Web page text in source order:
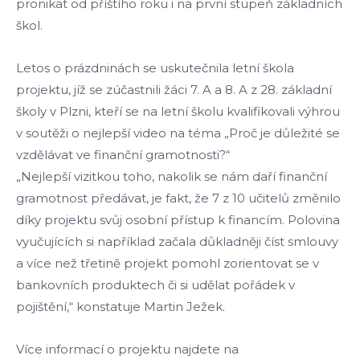
pronikat od příštího roku i na první stupeň základních
škol.
Letos o prázdninách se uskutečnila letní škola
projektu, jíž se zúčastnili žáci 7. A a 8. A z 28. základní
školy v Plzni, kteří se na letní školu kvalifikovali výhrou
v soutěži o nejlepší video na téma „Proč je důležité se
vzdělávat ve finanční gramotnosti?“
„Nejlepší vizitkou toho, nakolik se nám daří finanční
gramotnost předávat, je fakt, že 7 z 10 učitelů změnilo
díky projektu svůj osobní přístup k financím. Polovina
vyučujících si například začala důkladněji číst smlouvy
a více než třetině projekt pomohl zorientovat se v
bankovních produktech či si udělat pořádek v
pojištění,“ konstatuje Martin Ježek.
Více informací o projektu najdete na